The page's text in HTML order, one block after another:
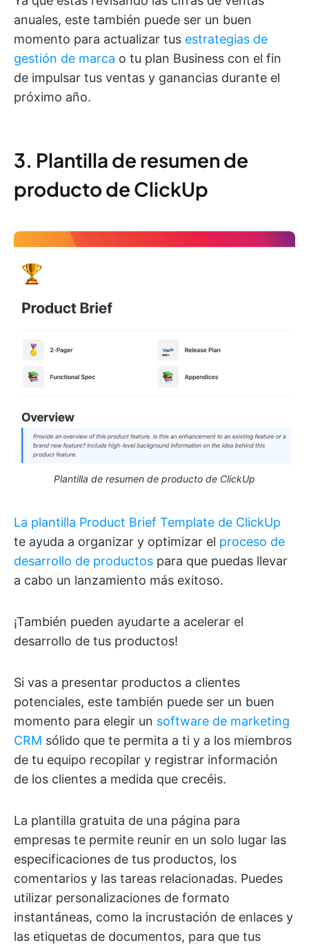
anuales, este también puede ser un buen
momento para actualizar tus estrategias de
gestión de marca o tu plan Business con el fin
de impulsar tus ventas y ganancias durante el
próximo año.
3. Plantilla de resumen de
producto de ClickUp
Plantilla de resumen de producto de ClickUp
La plantilla Product Brief Template de ClickUp
te ayuda a organizar y optimizar el proceso de
desarrollo de productos para que puedas llevar
a cabo un lanzamiento más exitoso.
¡También pueden ayudarte a acelerar el
desarrollo de tus productos!
Si vas a presentar productos a clientes
potenciales, este también puede ser un buen
momento para elegir un software de marketing
CRM sólido que te permita a ti y a los miembros
de tu equipo recopilar y registrar información
de los clientes a medida que crecéis.
La plantilla gratuita de una página para
empresas te permite reunir en un solo lugar las
especificaciones de tus productos, los
comentarios y las tareas relacionadas. Puedes
utilizar personalizaciones de formato
instantáneas, como la incrustación de enlaces y
las etiquetas de documentos, para que tus